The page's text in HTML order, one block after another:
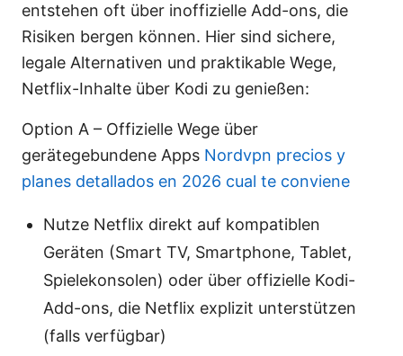
entstehen oft über inoffizielle Add-ons, die
Risiken bergen können. Hier sind sichere,
legale Alternativen und praktikable Wege,
Netflix-Inhalte über Kodi zu genießen:
Option A – Offizielle Wege über
gerätegebundene Apps Nordvpn precios y
planes detallados en 2026 cual te conviene
Nutze Netflix direkt auf kompatiblen
Geräten (Smart TV, Smartphone, Tablet,
Spielekonsolen) oder über offizielle Kodi-
Add-ons, die Netflix explizit unterstützen
(falls verfügbar)